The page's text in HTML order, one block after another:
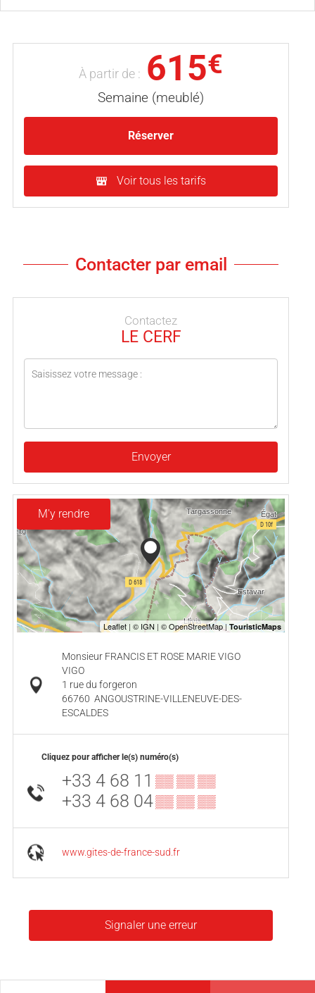
À partir de : 615€
Semaine (meublé)
Réserver
Voir tous les tarifs
Contacter par email
Contactez
LE CERF
Envoyer
M'y rendre
Monsieur FRANCIS ET ROSE MARIE VIGO
VIGO
1 rue du forgeron
66760 ANGOUSTRINE-VILLENEUVE-DES-
ESCALDES
Cliquez pour afficher le(s) numéro(s)
+33 4 68 11 ▒▒ ▒▒ ▒▒
+33 4 68 04▒▒ ▒▒ ▒▒
www.gites-de-france-sud.fr
Signaler une erreur